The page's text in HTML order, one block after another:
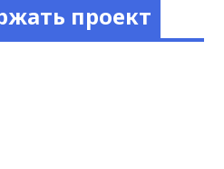
проект